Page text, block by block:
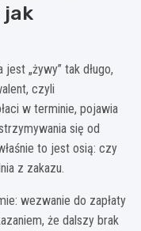
jak
„żywy” tak długo,
czyli
w terminie, pojawia
się od
to jest osią: czy
z zakazu.
wezwanie do zapłaty
że dalszy brak